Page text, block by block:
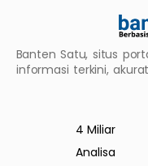
Banten Satu, situs
informasi terkini,
4 Miliar
Analisa